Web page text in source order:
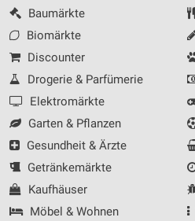
Baumärkte
Biomärkte
Discounter
Drogerie & Parfümerie
Elektromärkte
Garten & Pflanzen
Gesundheit & Ärzte
Getränkemärkte
Kaufhäuser
Möbel & Wohnen